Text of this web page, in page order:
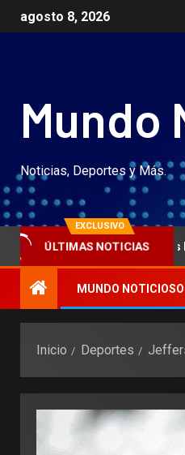
agosto 8, 2026
Mundo
Noticias, Deportes y Más.
EXCLUSIVO
ÚLTIMAS NOTICIAS
gab auch das Kasino
MUNDO NOTICIOSO
Inicio Deportes